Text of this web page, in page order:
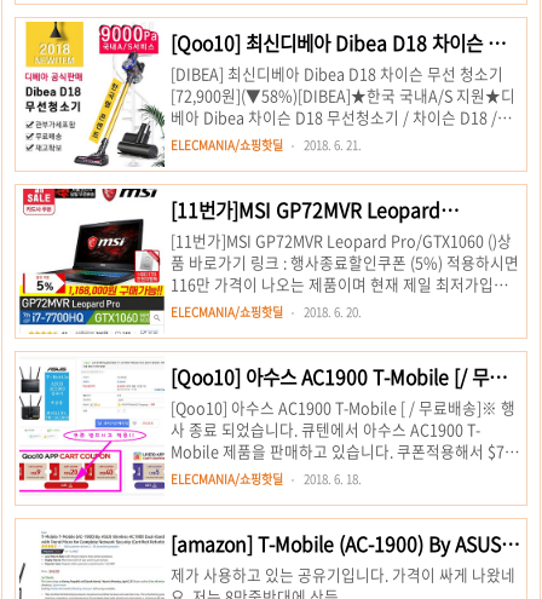
[Qoo10] 최신디베아 Dibea D18 차이슨 무선
청소기 (72,900원/ 무배)
[DIBEA] 최신디베아 Dibea D18 차이슨 무선 청소기
[72,900원](▼58%)[DIBEA]★한국 국내A/S 지원★디
베아 Dibea 차이슨 D18 무선청소기 / 차이슨 D18 /
D18 무선청소기 / 관부가세포함 / 한국형 220V 콘센트
/ 무료배송WWW.QOO10.COM ※ 가격은 공동구매가
격으로 가격변동이 있습니다. 디베아에서 2018년에 새
롭게 출시한 신형 무선 청소기입니다. Dibea D18이며
다이슨 청소기보다는 성능이 떨어지지만 그래도 다이슨
과 견줄만한 성능을 지닌 제품입니다. 저도 주문을 해 놓
은 상태이며 제품을 받으면 제품을 사용해 보고 리뷰를
작성을 해 볼 예정입니다. 많이 기대가 되는 제품이네요.
상품의 상세정보 본상품은 디베아 본사 정품으로 라이
센스 받고 판매하는 업체임을..
ELECMANIA/쇼핑핫딜 2018. 6. 21.
[11번가]MSI GP72MVR Leopard
Pro/GTX1060 (1T추가-9900원/116만/무
배)
[11번가]MSI GP72MVR Leopard Pro/GTX1060 ()상
품 바로가기 링크 : 행사종료할인쿠폰 (5%) 적용하시면
116만 가격이 나오는 제품이며 현재 제일 최저가입니
다.제가 구매 할 때보다 거의 10만원 할인된 가격에 하
드 1테라가 9900원에 구입 가능한 이벤트를 합니다. 관
심있으신분은 위 링크를 참고 바랍니다. 아쉽게도 아래
5개 카드사중 4곳만 남아있습니다. MSI GP72MVR
7RFX Leopard Pro 제품 기본사양 인텔 / 코어i7-7세대
/ 카비레이크 / i7-7700HQ 2.8GHz(3.8GHz) / 쿼드 코
어 / 43.94cm(17.3인치) / 1920x1080 / 눈부심방지 /
와이드뷰 / 120Hz 지원 / 8GB / DDR4 / M.2 / 128GB /
지포스 ..
ELECMANIA/쇼핑핫딜 2018. 6. 20.
[Qoo10] 아수스 AC1900 T-Mobile [/ 무료배
송]
[Qoo10] 아수스 AC1900 T-Mobile [ / 무료배송]※ 행
사 종료 되었습니다. 큐텐에서 아수스 AC1900 T-
Mobile 제품을 판매하고 있습니다. 쿠폰적용해서 $78
인데 그렇게 싼것도 비싼것도 아닌 중간 가격이라고 생
각합니다. 솔직히 직구하면 배대지 설정하고 귀찮은 부
분이 많이 있는데 큐텐은 국내카드로도 결재할 수 있으
며 배송도 일주일이내에 도착하는 듯합니다. 상품 설명
밑에 보시면 쿠폰이 있는데 받으셔서 적용하시면 $78달
러에 구입 가능하니깐 꼭 적용해서 구매하시기 바랍니
ELECMANIA/쇼핑핫딜 2018. 6. 18.
[amazon] T-Mobile (AC-1900) By ASUS
Dual-Band Gigabit Router 인증리퍼
제가 사용하고 있는 공유기입니다. 가격이 싸게 나왔네